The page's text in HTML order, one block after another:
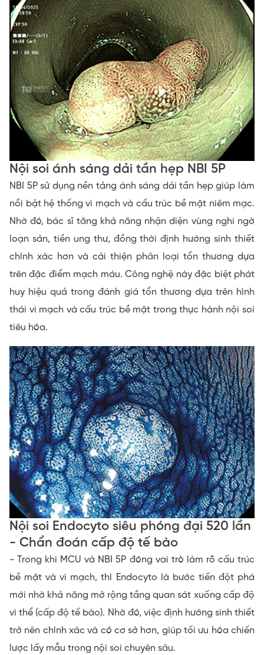
Nội soi ánh sáng dải tần hẹp NBI 5P
NBI 5P sử dụng nền tảng ánh sáng dải tần hẹp giúp làm
nổi bật hệ thống vi mạch và cấu trúc bề mặt niêm mạc.
Nhờ đó, bác sĩ tăng khả năng nhận diện vùng nghi ngờ
loạn sản, tiền ung thư, đồng thời định hướng sinh thiết
chính xác hơn và cải thiện phân loại tổn thương dựa
trên đặc điểm mạch máu. Công nghệ này đặc biệt phát
huy hiệu quả trong đánh giá tổn thương dựa trên hình
thái vi mạch và cấu trúc bề mặt trong thực hành nội soi
tiêu hóa.
Nội soi Endocyto siêu phóng đại 520 lần
- Chẩn đoán cấp độ tế bào
- Trong khi MCU và NBI 5P đóng vai trò làm rõ cấu trúc
bề mặt và vi mạch, thì Endocyto là bước tiến đột phá
mới nhờ khả năng mở rộng tầng quan sát xuống cấp độ
vi thể (cấp độ tế bào). Nhờ đó, việc định hướng sinh thiết
trở nên chính xác và có cơ sở hơn, giúp tối ưu hóa chiến
lược lấy mẫu trong nội soi chuyên sâu.